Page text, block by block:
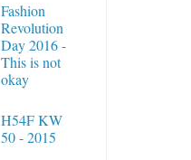
Fashion
Revolution
Day 2016 -
This is not
okay
H54F KW
50 - 2015